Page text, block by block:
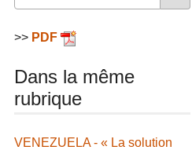
>> PDF
Dans la même
rubrique
VENEZUELA - « La solution